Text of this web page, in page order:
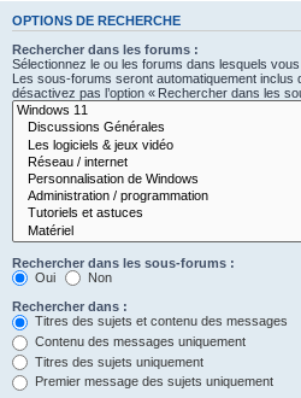
OPTIONS DE RECHERCHE
Rechercher dans les forums :
Sélectionnez le ou les forums dans lesquels
Les sous-forums seront automatiquement
désactivez pas l’option « Rechercher dans les
Rechercher dans les sous-forums :
Oui
Non
Rechercher dans :
Titres des sujets et contenu des messages
Contenu des messages uniquement
Titres des sujets uniquement
Premier message des sujets uniquement